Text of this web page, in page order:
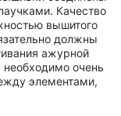
Качество
вышитого
должны
ажурной
необходимо очень
элементами,